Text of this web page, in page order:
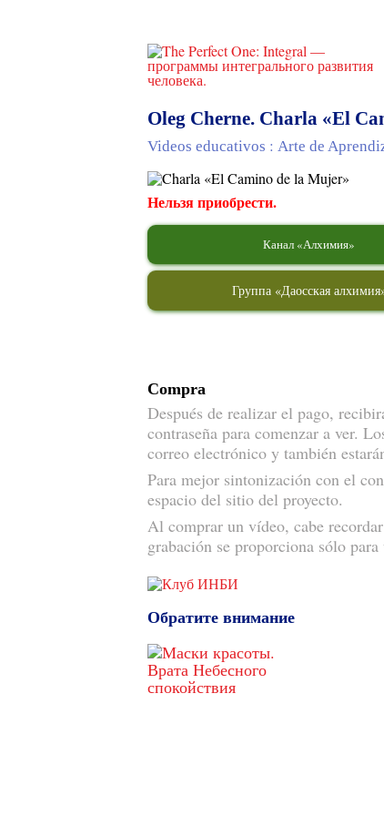
Oleg Cherne. Charla «El
Videos educativos : Arte de
Нельзя приобрести.
Канал «Алхимия»
Группа «Даосская
Compra
Después de realizar el pago,
contraseña para comenzar a ver.
correo electrónico y también
Para mejor sintonización con el
espacio del sitio del proyecto.
Al comprar un vídeo, cabe
grabación se proporciona sólo
Обратите внимание